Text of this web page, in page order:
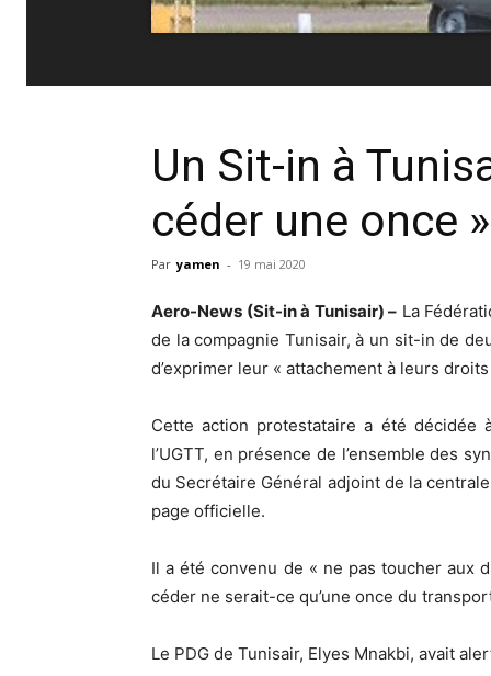
Un Sit-in à
céder une once
Par yamen - 19 mai 2020
Aero-News (Sit-in à Tunisair) – La
de la compagnie Tunisair, à un sit-in de
d’exprimer leur « attachement à leurs
Cette action protestataire a été décidée
l’UGTT, en présence de l’ensemble des
du Secrétaire Général adjoint de la
page officielle.
Il a été convenu de « ne pas toucher aux
céder ne serait-ce qu’une once du
Le PDG de Tunisair, Elyes Mnakbi, avait